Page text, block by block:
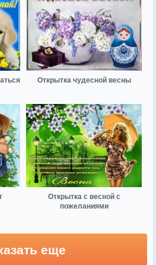
Открытка чудесной весны
Открытка с весной с
пожеланиями
еще